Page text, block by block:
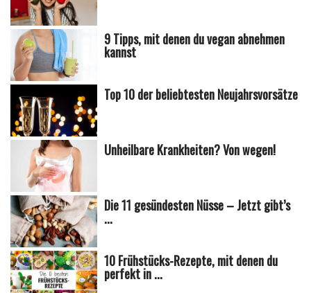
9 Tipps, mit denen du vegan abnehmen
kannst
Top 10 der beliebtesten Neujahrsvorsätze
Unheilbare Krankheiten? Von wegen!
Die 11 gesündesten Nüsse – Jetzt gibt’s
...
10 Frühstücks-Rezepte, mit denen du
perfekt in ...